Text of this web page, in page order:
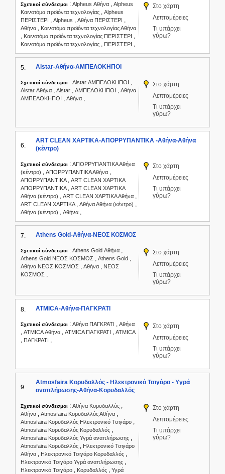
Σχετικοί σύνδεσμοι : Alpheus Αθήνα , Alpheus
Καινοτόμα προϊόντα τεχνολογίας , Alpheus
ΠΕΡΙΣΤΕΡΙ , Alpheus , Αθήνα ΠΕΡΙΣΤΕΡΙ ,
Αθήνα , Καινοτόμα προϊόντα τεχνολογίας Αθήνα
, Καινοτόμα προϊόντα τεχνολογίας ΠΕΡΙΣΤΕΡΙ ,
Καινοτόμα προϊόντα τεχνολογίας , ΠΕΡΙΣΤΕΡΙ ,
Στο χάρτη
Λεπτομέρειες
Τι υπάρχει
γύρω?
5. Alstar-Αθήνα-ΑΜΠΕΛΟΚΗΠΟΙ
Σχετικοί σύνδεσμοι : Alstar ΑΜΠΕΛΟΚΗΠΟΙ ,
Alstar Αθήνα , Alstar , ΑΜΠΕΛΟΚΗΠΟΙ , Αθήνα
ΑΜΠΕΛΟΚΗΠΟΙ , Αθήνα ,
Στο χάρτη
Λεπτομέρειες
Τι υπάρχει
γύρω?
6.
ART CLEAN ΧΑΡΤΙΚΑ-ΑΠΟΡΡΥΠΑΝΤΙΚΑ -Αθήνα-Αθήνα
(κέντρο)
Σχετικοί σύνδεσμοι : ΑΠΟΡΡΥΠΑΝΤΙΚΑ Αθήνα
(κέντρο) , ΑΠΟΡΡΥΠΑΝΤΙΚΑ Αθήνα ,
ΑΠΟΡΡΥΠΑΝΤΙΚΑ , ART CLEAN ΧΑΡΤΙΚΑ
ΑΠΟΡΡΥΠΑΝΤΙΚΑ , ART CLEAN ΧΑΡΤΙΚΑ
Αθήνα (κέντρο) , ART CLEAN ΧΑΡΤΙΚΑ Αθήνα ,
ART CLEAN ΧΑΡΤΙΚΑ , Αθήνα Αθήνα (κέντρο) ,
Αθήνα (κέντρο) , Αθήνα ,
Στο χάρτη
Λεπτομέρειες
Τι υπάρχει
γύρω?
7. Athens Gold-Αθήνα-ΝΕΟΣ ΚΟΣΜΟΣ
Σχετικοί σύνδεσμοι : Athens Gold Αθήνα ,
Athens Gold ΝΕΟΣ ΚΟΣΜΟΣ , Athens Gold ,
Αθήνα ΝΕΟΣ ΚΟΣΜΟΣ , Αθήνα , ΝΕΟΣ
ΚΟΣΜΟΣ ,
Στο χάρτη
Λεπτομέρειες
Τι υπάρχει
γύρω?
8. ATMICA-Αθήνα-ΠΑΓΚΡΑΤΙ
Σχετικοί σύνδεσμοι : Αθήνα ΠΑΓΚΡΑΤΙ , Αθήνα
, ATMICA Αθήνα , ATMICA ΠΑΓΚΡΑΤΙ , ATMICA
, ΠΑΓΚΡΑΤΙ ,
Στο χάρτη
Λεπτομέρειες
Τι υπάρχει
γύρω?
9.
Atmosfaira Κορυδαλλός - Ηλεκτρονικό Τσιγάρο - Υγρά
αναπλήρωσης-Αθήνα-Κορυδαλλός
Σχετικοί σύνδεσμοι : Αθήνα Κορυδαλλός ,
Αθήνα , Atmosfaira Κορυδαλλός Αθήνα ,
Atmosfaira Κορυδαλλός Ηλεκτρονικό Τσιγάρο ,
Atmosfaira Κορυδαλλός Κορυδαλλός ,
Atmosfaira Κορυδαλλός Υγρά αναπλήρωσης ,
Atmosfaira Κορυδαλλός , Ηλεκτρονικό Τσιγάρο
Αθήνα , Ηλεκτρονικό Τσιγάρο Κορυδαλλός ,
Ηλεκτρονικό Τσιγάρο Υγρά αναπλήρωσης ,
Ηλεκτρονικό Τσιγάρο , Κορυδαλλός , Υγρά
Στο χάρτη
Λεπτομέρειες
Τι υπάρχει
γύρω?